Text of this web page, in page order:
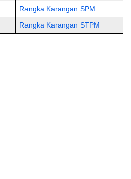
Rangka Karangan SPM
Rangka Karangan STPM